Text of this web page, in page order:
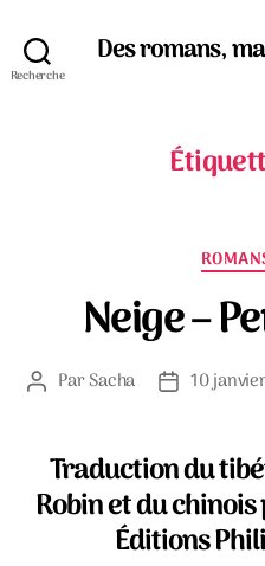
Recherche
Des romans,
Neige –
Auteur
ParSacha
Date
10
Traduction du
Robin et du
Éditions